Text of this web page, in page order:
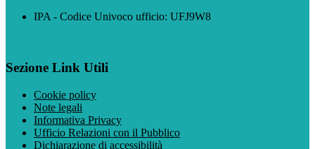
IPA - Codice Univoco ufficio: UFJ9W8
Sezione Link Utili
Cookie policy
Note legali
Informativa Privacy
Ufficio Relazioni con il Pubblico
Dichiarazione di accessibilità